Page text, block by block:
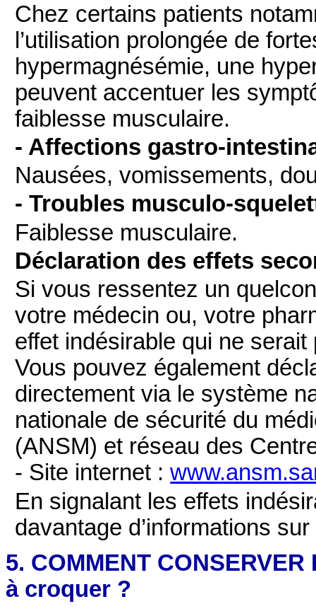
Chez certains patients
l’utilisation prolongée de
hypermagnésémie, une
peuvent accentuer les
faiblesse musculaire.
- Affections gastro-
Nausées, vomissements,
- Troubles musculo-
Faiblesse musculaire.
Déclaration des effets
Si vous ressentez un
votre médecin ou, votre
effet indésirable qui ne
Vous pouvez également
directement via le système
nationale de sécurité du
(ANSM) et réseau des
- Site internet :
En signalant les effets
davantage d’informations
5. COMMENT
à croquer ?